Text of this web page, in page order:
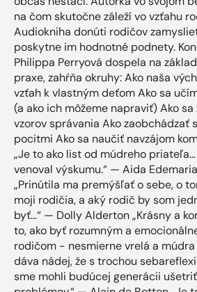
na čom skutočne záleží vo vzťahu
Audiokniha donúti rodičov
poskytne im hodnotné podnety.
Philippa Perryová dospela na
praxe, zahŕňa okruhy: Ako naša
vzťah k vlastným deťom Ako sa
(a ako ich môžeme napraviť) Ako
vzorov správania Ako zaobchádzať
pocitmi Ako sa naučiť navzájom
„Je to ako list od múdreho
venoval výskumu.“ — Aida
„Prinútila ma premýšľať o sebe, o
moji rodičia, a aký rodič by som
byť…“ — Dolly Alderton „Krásny a
to, ako byť rozumným a
rodičom - nesmierne vrelá a
dáva nádej, že s trochou
sme mohli budúcej generácii